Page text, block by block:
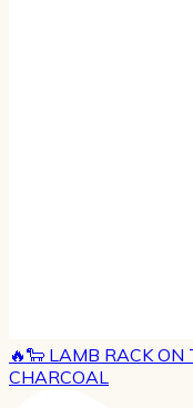
🔥🐑 LAMB RACK
CHARCOAL